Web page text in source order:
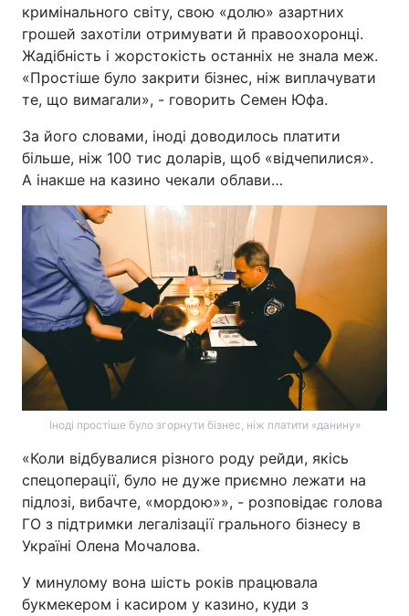
кримінального світу, свою «долю» азартних
грошей захотіли отримувати й правоохоронці.
Жадібність і жорстокість останніх не знала меж.
«Простіше було закрити бізнес, ніж виплачувати
те, що вимагали», - говорить Семен Юфа.
За його словами, іноді доводилось платити
більше, ніж 100 тис доларів, щоб «відчепилися».
А інакше на казино чекали облави…
Іноді простіше було згорнути бізнес, ніж платити «данину»
«Коли відбувалися різного роду рейди, якісь
спецоперації, було не дуже приємно лежати на
підлозі, вибачте, «мордою»», - розповідає голова
ГО з підтримки легалізації грального бізнесу в
Україні Олена Мочалова.
У минулому вона шість років працювала
букмекером і касиром у казино, куди з